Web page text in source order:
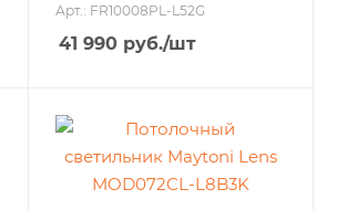
Арт.: FR10008PL-L52G
41 990 руб./шт